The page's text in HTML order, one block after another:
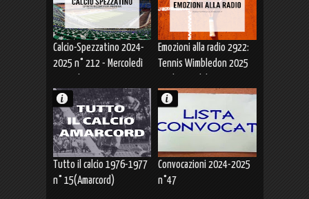
Calcio-Spezzatino 2024-
2025 n° 212 - Mercoledì
Emozioni alla radio 2922:
Tennis Wimbledon 2025
(13.07.2025) Vittoria
Jannik Sinner
Tutto il calcio 1976-1977
n° 15(Amarcord)
Convocazioni 2024-2025
n°47